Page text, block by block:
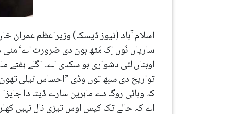
اسلام آباد (نیوز ڈیسک) وزیراعظم عمران
تواریخ دی سبھ توں وڈی ”احساس ٹیلی